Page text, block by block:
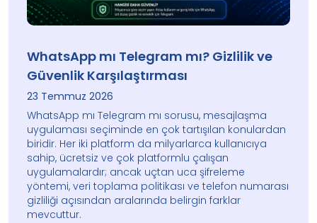
WhatsApp mı Telegram mı? Gizlilik ve
Güvenlik Karşılaştırması
23 Temmuz 2026
WhatsApp mı Telegram mı sorusu, mesajlaşma
uygulaması seçiminde en çok tartışılan konulardan
biridir. Her iki platform da milyarlarca kullanıcıya
sahip, ücretsiz ve çok platformlu çalışan
uygulamalardır; ancak uçtan uca şifreleme
yöntemi, veri toplama politikası ve telefon numarası
gizliliği açısından aralarında belirgin farklar
mevcuttur.